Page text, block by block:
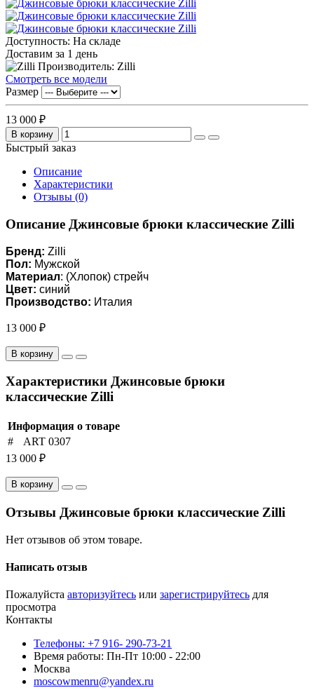
Доступность: На складе
Доставим за 1 день
Производитель: Zilli
Смотреть все модели
Размер
13 000 ₽
В корзину
Быстрый заказ
Описание
Характеристики
Отзывы (0)
Описание Джинсовые брюки классические Zilli
Бренд: Zilli
Пол: Мужской
Материал: (Хлопок) стрейч
Цвет: синий
Производство: Италия
13 000 ₽
В корзину
Характеристики Джинсовые брюки
классические Zilli
Информация о товаре
#
ART 0307
13 000 ₽
В корзину
Отзывы Джинсовые брюки классические Zilli
Нет отзывов об этом товаре.
Написать отзыв
Пожалуйста авторизуйтесь или зарегистрируйтесь для
просмотра
Контакты
Телефоны: +7 916- 290-73-21
Время работы: Пн-Пт 10:00 - 22:00
Москва
moscowmenru@yandex.ru